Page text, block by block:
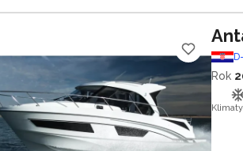
Rok